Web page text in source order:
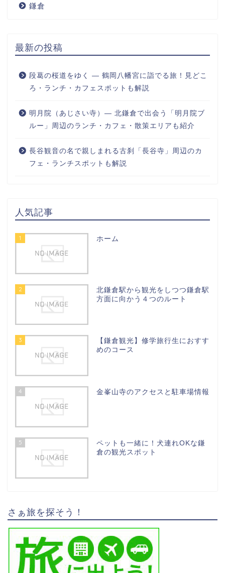
鎌倉
最新の投稿
段葛の桜道をゆく ― 鶴岡八幡宮に詣でる旅！見どこ
ろ・ランチ・カフェスポットも解説
明月院（あじさい寺）― 北鎌倉で出会う「明月院ブ
ルー」周辺のランチ・カフェ・散策エリアも紹介
長谷観音の名で親しまれる古刹「長谷寺」周辺のカ
フェ・ランチスポットも解説
人気記事
1 ホーム
2
北鎌倉駅から観光をしつつ鎌倉駅
方面に向かう４つのルート
3
【鎌倉観光】修学旅行生におすす
めのコース
4 金峯山寺のアクセスと駐車場情報
5
ペットも一緒に！犬連れOKな鎌
倉の観光スポット
さぁ旅を探そう！